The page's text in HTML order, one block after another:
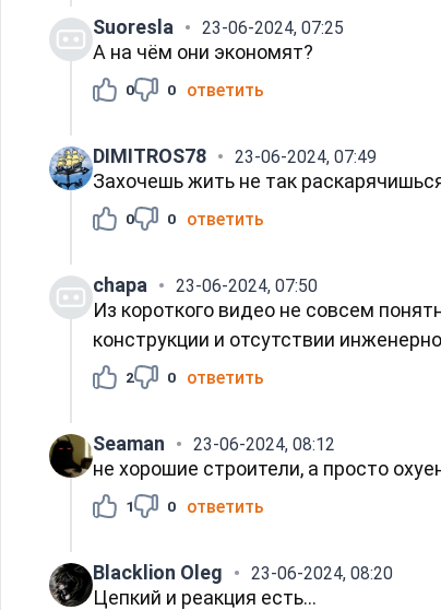
Suoresla 23-06-2024, 07:25
А на чём они экономят?
0 0 ответить
DIMITROS78 23-06-2024, 07:49
Захочешь жить не так
0 0 ответить
chapa 23-06-2024, 07:50
Из короткого видео не совсем
конструкции и отсутствии
2 0 ответить
Seaman 23-06-2024, 08:12
не хорошие строители, а просто
1 0 ответить
Blacklion Oleg 23-06-2024, 08:20
Цепкий и реакция есть...